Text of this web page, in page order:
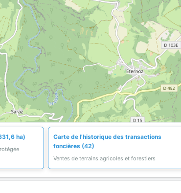
ha)
Carte de l'historique des transactions
foncières (42)
Ventes de terrains agricoles et forestiers